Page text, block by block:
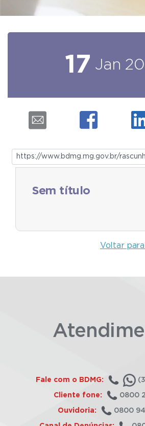
17 Jan
Sem título
Voltar
Fale com o BDMG:
Cliente fone: 0800
Ouvidoria: 0800